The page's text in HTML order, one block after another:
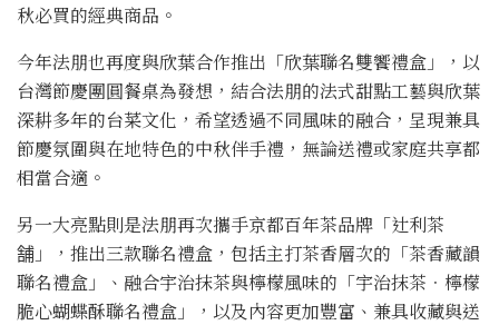
秋必買的經典商品。
今年法朋也再度與欣葉合作推出「欣葉聯名雙饗禮盒」，以
台灣節慶團圓餐桌為發想，結合法朋的法式甜點工藝與欣葉
深耕多年的台菜文化，希望透過不同風味的融合，呈現兼具
節慶氛圍與在地特色的中秋伴手禮，無論送禮或家庭共享都
相當合適。
另一大亮點則是法朋再次攜手京都百年茶品牌「辻利茶
舗」，推出三款聯名禮盒，包括主打茶香層次的「茶香藏韻
聯名禮盒」、融合宇治抹茶與檸檬風味的「宇治抹茶．檸檬
脆心蝴蝶酥聯名禮盒」，以及內容更加豐富、兼具收藏與送